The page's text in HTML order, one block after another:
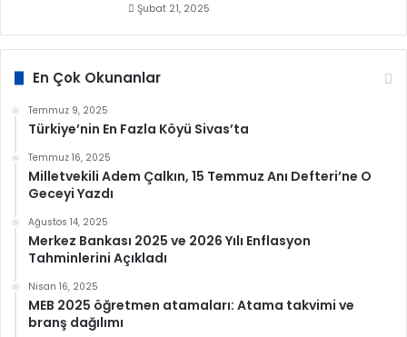
Şubat 21, 2025
En Çok Okunanlar
Temmuz 9, 2025
Türkiye’nin En Fazla Köyü Sivas’ta
Temmuz 16, 2025
Milletvekili Adem Çalkın, 15 Temmuz Anı Defteri’ne O
Geceyi Yazdı
Ağustos 14, 2025
Merkez Bankası 2025 ve 2026 Yılı Enflasyon
Tahminlerini Açıkladı
Nisan 16, 2025
MEB 2025 öğretmen atamaları: Atama takvimi ve
branş dağılımı